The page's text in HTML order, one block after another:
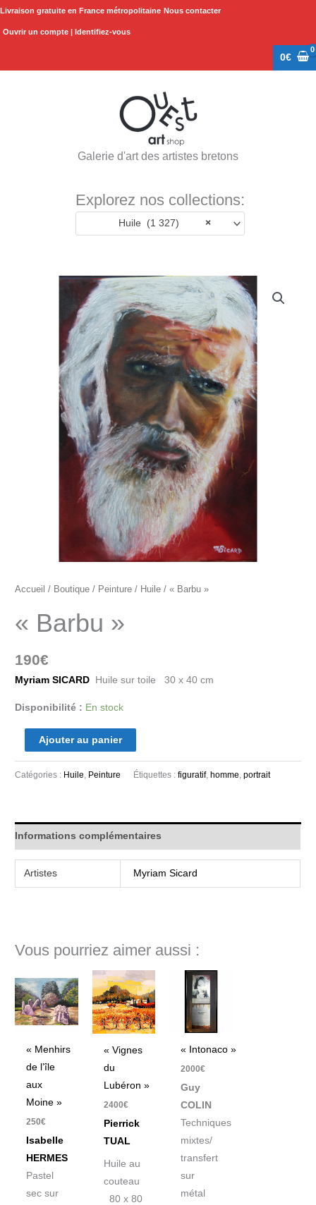
Aller
Livraison gratuite en France métropolitaine Nous contacter
Ouvrir un compte | Identifiez-vous
0€
Galerie d'art des artistes bretons
Explorez nos collections:
×
Huile (1 327)
Accueil / Boutique / Peinture / Huile / « Barbu »
« Barbu »
190€
Myriam SICARD Huile sur toile 30 x 40 cm
Disponibilité : En stock
Ajouter au panier
Catégories : Huile Peinture Étiquettes :figuratif,homme ,portrait
Informations complémentaires
Artistes Myriam Sicard
Vous pourriez aimer aussi :
« Menhirs
de l’île
aux
Moine »
250€
Isabelle
HERMES
Pastel
sec sur
« Vignes
du
Lubéron »
2400€
Pierrick
TUAL
Huile au
couteau
80 x 80
« Intonaco »
2000€
Guy
COLIN
Techniques
mixtes/
transfert
sur
métal